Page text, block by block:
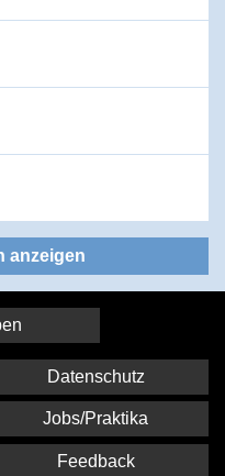
anzeigen
Datenschutz
Jobs/Praktika
Feedback